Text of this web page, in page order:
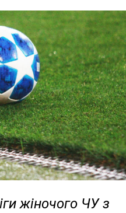
жіночого ЧУ з